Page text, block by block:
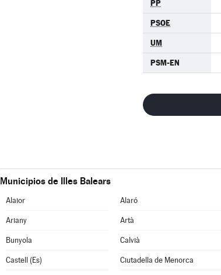
PP
PSOE
UM
PSM-EN
Municipios de Illes Balears
Alaior Alaró
Ariany Artà
Bunyola Calvià
Castell (Es) Ciutadella de Menorca